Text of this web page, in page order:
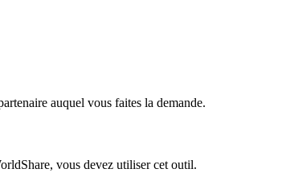
auquel vous faites la demande.
vous devez utiliser cet outil.